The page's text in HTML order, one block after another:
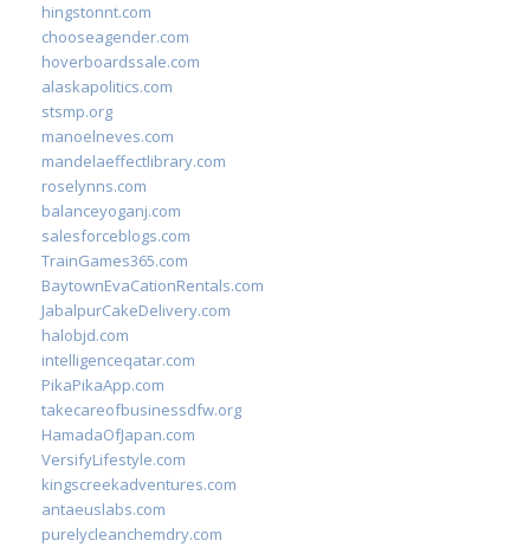
hingstonnt.com
chooseagender.com
hoverboardssale.com
alaskapolitics.com
stsmp.org
manoelneves.com
mandelaeffectlibrary.com
roselynns.com
balanceyoganj.com
salesforceblogs.com
TrainGames365.com
BaytownEvaCationRentals.com
JabalpurCakeDelivery.com
halobjd.com
intelligenceqatar.com
PikaPikaApp.com
takecareofbusinessdfw.org
HamadaOfJapan.com
VersifyLifestyle.com
kingscreekadventures.com
antaeuslabs.com
purelycleanchemdry.com